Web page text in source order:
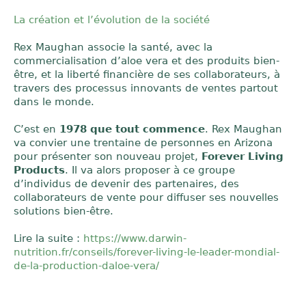
La création et l’évolution de la société
Rex Maughan associe la santé, avec la
commercialisation d’aloe vera et des produits bien-
être, et la liberté financière de ses collaborateurs, à
travers des processus innovants de ventes partout
dans le monde.
C’est en 1978 que tout commence. Rex Maughan
va convier une trentaine de personnes en Arizona
pour présenter son nouveau projet, Forever Living
Products. Il va alors proposer à ce groupe
d’individus de devenir des partenaires, des
collaborateurs de vente pour diffuser ses nouvelles
solutions bien-être.
Lire la suite : https://www.darwin-
nutrition.fr/conseils/forever-living-le-leader-mondial-
de-la-production-daloe-vera/